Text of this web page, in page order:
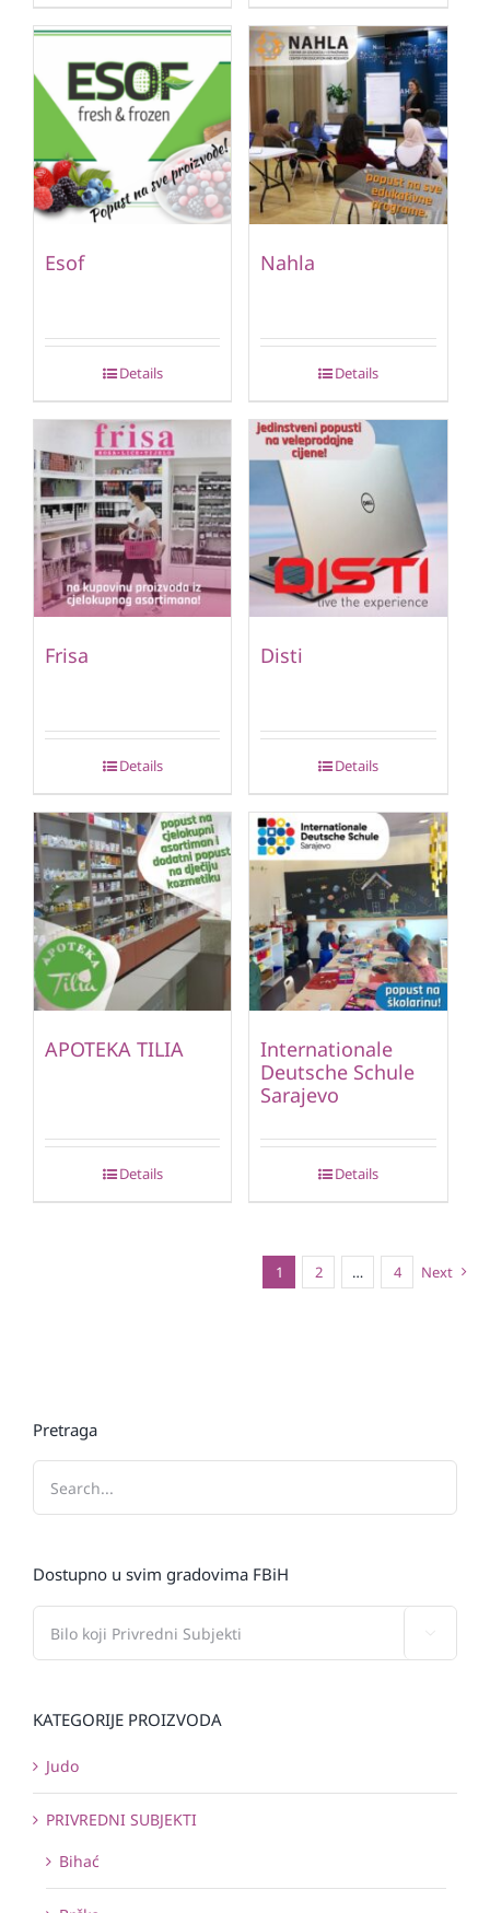
Esof
Details
Nahla
Details
Frisa
Details
Disti
Details
APOTEKA TILIA
Details
Internationale
Deutsche Schule
Sarajevo
Details
1 2 … 4 Next
Pretraga
Dostupno u svim gradovima FBiH
KATEGORIJE PROIZVODA
Judo
PRIVREDNI SUBJEKTI
Bihać